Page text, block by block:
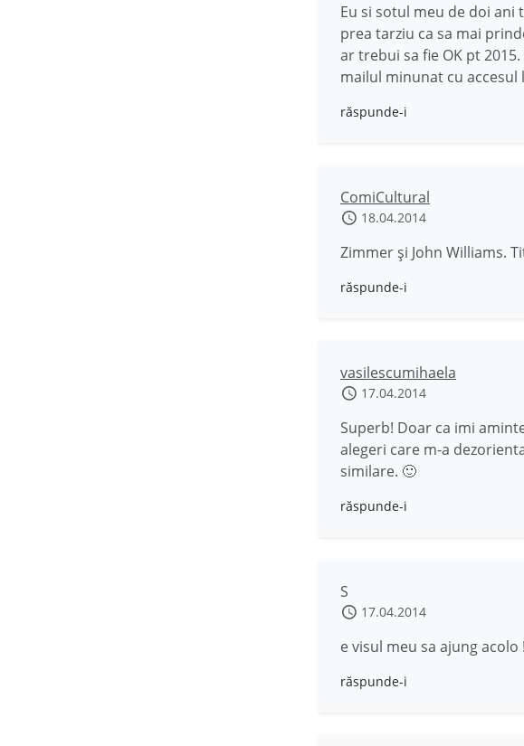
Eu si sotul meu de doi ani
prea tarziu ca sa mai
ar trebui sa fie OK pt
mailul minunat cu accesul
răspunde-i
ComiCultural
18.04.2014
Zimmer și John Williams.
răspunde-i
vasilescumihaela
17.04.2014
Superb! Doar ca imi
alegeri care m-a
similare. 🙂
răspunde-i
S
17.04.2014
e visul meu sa ajung acolo !
răspunde-i